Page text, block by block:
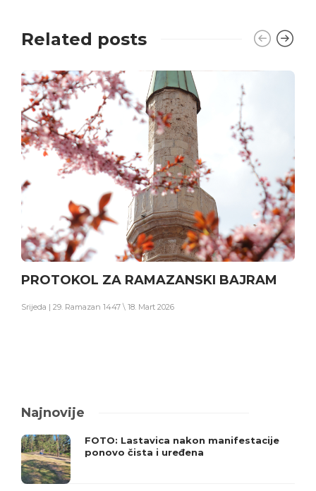
Related posts
PROTOKOL ZA RAMAZANSKI BAJRAM
Srijeda | 29. Ramazan 1447 \ 18. Mart 2026
Najnovije
FOTO: Lastavica nakon manifestacije
ponovo čista i uređena